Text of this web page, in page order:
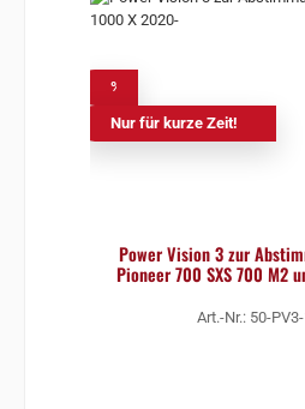
Nur für kurze Zeit!
Power Vision 3 zur
Pioneer 700 SXS 700 M2
Art.-Nr.: 50-